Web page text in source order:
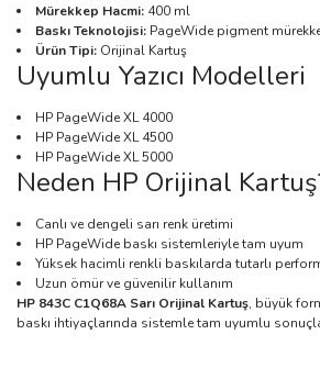
Mürekkep Hacmi: 400 ml
Baskı Teknolojisi: PageWide pigment
Ürün Tipi: Orijinal Kartuş
Uyumlu Yazıcı Modelleri
HP PageWide XL 4000
HP PageWide XL 4500
HP PageWide XL 5000
Neden HP Orijinal
Canlı ve dengeli sarı renk üretimi
HP PageWide baskı sistemleriyle tam uyum
Yüksek hacimli renkli baskılarda tutarlı
Uzun ömür ve güvenilir kullanım
HP 843C C1Q68A Sarı Orijinal Kartuş, büyük
baskı ihtiyaçlarında sistemle tam uyumlu